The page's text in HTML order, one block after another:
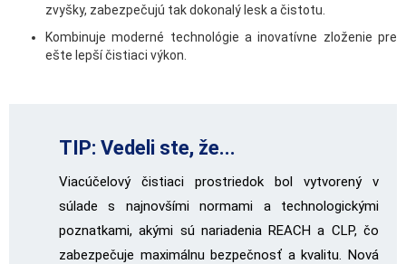
zvyšky, zabezpečujú tak dokonalý lesk a čistotu.
Kombinuje moderné technológie a inovatívne zloženie pre
ešte lepší čistiaci výkon.
TIP: Vedeli ste, že...
Viacúčelový čistiaci prostriedok bol vytvorený v
súlade s najnovšími normami a technologickými
poznatkami, akými sú nariadenia REACH a CLP, čo
zabezpečuje maximálnu bezpečnosť a kvalitu. Nová